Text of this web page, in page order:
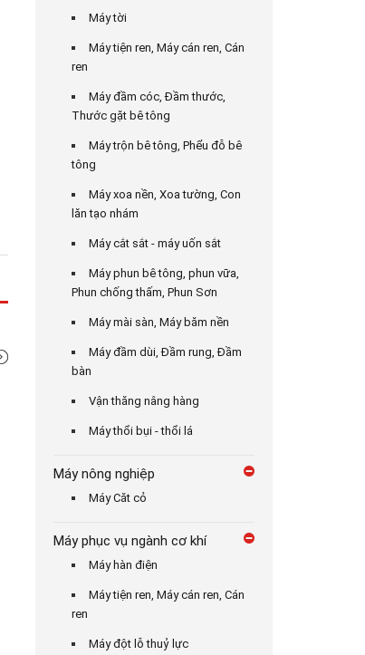
7.000.000₫
Máy tời kéo gỗ động...
Máy cắt bê tông cầm...
Máy tời
Máy tiện ren, Máy cán ren, Cán
ren
Máy đầm cóc, Đầm thước,
Thước gặt bê tông
Máy trộn bê tông, Phểu đỗ bê
tông
Máy xoa nền, Xoa tường, Con
lăn tạo nhám
Máy cắt sắt - máy uốn sắt
Máy phun bê tông, phun vữa,
Phun chống thấm, Phun Sơn
Máy mài sàn, Máy băm nền
Máy đầm dùi, Đầm rung, Đầm
bàn
Vận thăng nâng hàng
Máy thổi bụi - thổi lá
Máy nông nghiệp
Máy Căt cỏ
Máy phục vụ ngành cơ khí
Máy hàn điện
Máy tiện ren, Máy cán ren, Cán
ren
Máy đột lỗ thuỷ lực